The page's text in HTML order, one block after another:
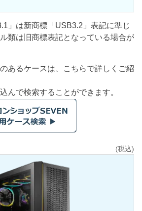
」は新商標「USB3.2」表記に準じ
類は旧商標表記となっている場合が
あるケースは、こちらで詳しくご紹
んで検索することができます。
(税込)